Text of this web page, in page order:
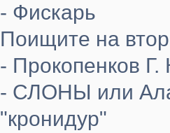
- Фискарь
Поищите на
- Прокопенков Г.
- СЛОНЫ или
"кронидур"